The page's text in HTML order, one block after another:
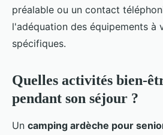
préalable ou un contact
l'adéquation des équipements à
spécifiques.
Quelles activités bien-
pendant son séjour ?
Un camping ardèche pour